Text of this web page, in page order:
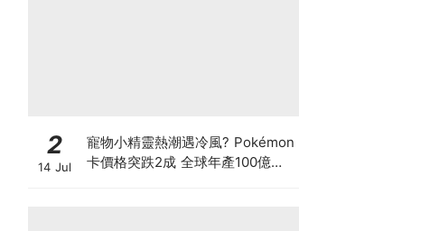
2
14 Jul
寵物小精靈熱潮遇冷風? Pokémon
卡價格突跌2成 全球年產100億張